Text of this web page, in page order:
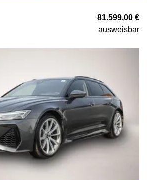
81.599,00 €
ausweisbar